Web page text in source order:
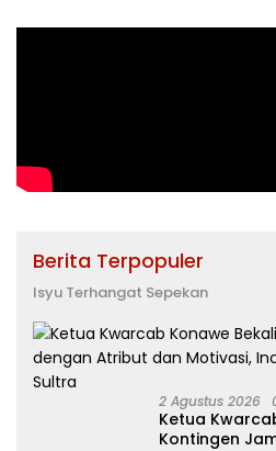
Berita Terpopuler
Isyu Terhangat Sepekan
2 Agustus 2026
Ketua
Kontingen